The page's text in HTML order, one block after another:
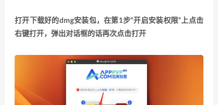
打开下载好的dmg安装包，在第1步“开启安装权限”上点击
右键打开，弹出对话框的话再次点击打开